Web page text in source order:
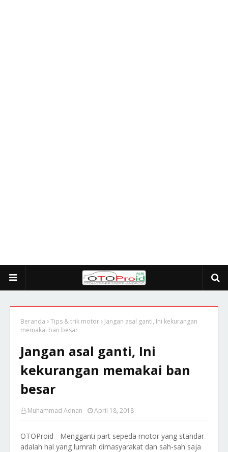
Beranda Tips & trik motor
Jangan asal ganti, Ini kekurangan
memakai ban besar
Jangan asal ganti, Ini
kekurangan memakai ban
besar
Muhammad Adnan April 18, 2018
OTOProid - Mengganti part sepeda motor yang standar
adalah hal yang lumrah dimasyarakat dan sah-sah saja